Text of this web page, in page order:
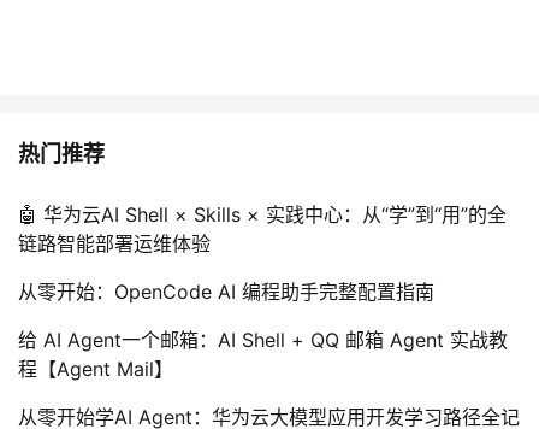
热门推荐
🤖 华为云AI Shell × Skills × 实践中心：从“学”到“用”的全
链路智能部署运维体验
从零开始：OpenCode AI 编程助手完整配置指南
给 AI Agent一个邮箱：AI Shell + QQ 邮箱 Agent 实战教
程【Agent Mail】
从零开始学AI Agent：华为云大模型应用开发学习路径全记